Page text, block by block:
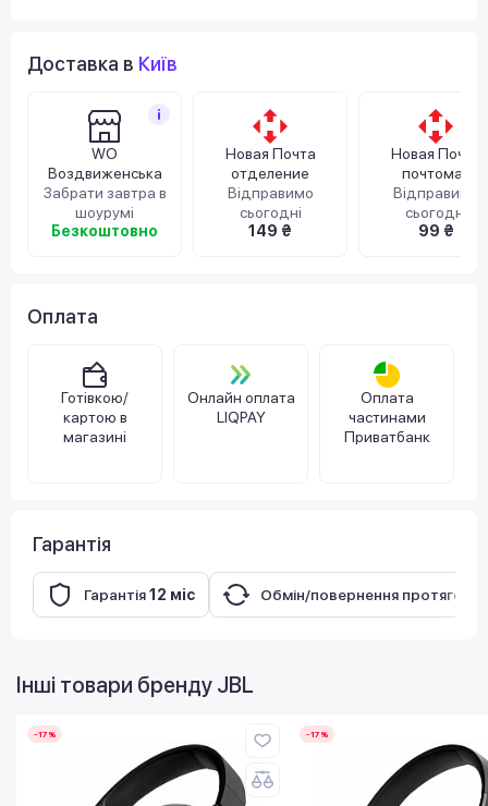
Доставка в Київ
WO
Воздвиженська
Забрати завтра в
шоурумі
Безкоштовно
Новая Почта
отделение
Відправимо
сьогодні
149 ₴
Новая Почта
почтомат
Відправимо
сьогодні
99 ₴
Оплата
Готівкою/
картою в
магазині
Онлайн оплата
LIQPAY
Оплата
частинами
Приватбанк
Гарантія
Гарантія12 міс Обмін/повернення протягом
Інші товари бренду JBL
-17% -17%